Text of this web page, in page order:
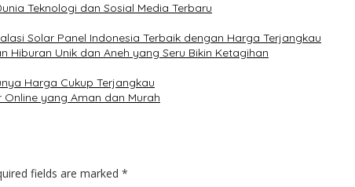
Teknologi dan Sosial Media Terbaru
Solar Panel Indonesia Terbaik dengan Harga Terjangkau
Hiburan Unik dan Aneh yang Seru Bikin Ketagihan
Harga Cukup Terjangkau
yang Aman dan Murah
fields are marked *